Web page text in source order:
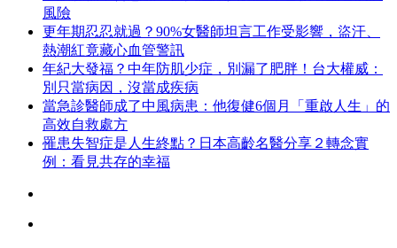
風險
更年期忍忍就過？90%女醫師坦言工作受影響，盜汗、
熱潮紅竟藏心血管警訊
年紀大發福？中年防肌少症，別漏了肥胖！台大權威：
別只當病因，沒當成疾病
當急診醫師成了中風病患：他復健6個月「重啟人生」的
高效自救處方
罹患失智症是人生終點？日本高齡名醫分享２轉念實
例：看見共存的幸福